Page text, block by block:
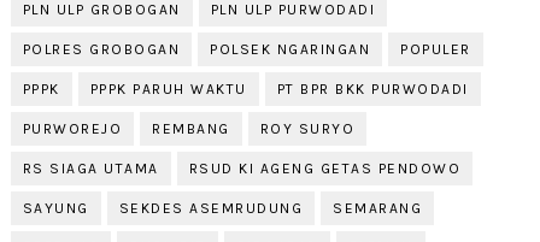
PLN ULP GROBOGAN PLN ULP PURWODADI
POLRES GROBOGAN POLSEK NGARINGAN POPULER
PPPK PPPK PARUH WAKTU PT BPR BKK PURWODADI
PURWOREJO REMBANG ROY SURYO
RS SIAGA UTAMA RSUD KI AGENG GETAS PENDOWO
SAYUNG SEKDES ASEMRUDUNG SEMARANG